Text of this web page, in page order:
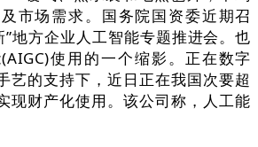
市场需求。国务院国资委近期召
地方企业人工智能专题推进会。也
使用的一个缩影。正在数字
艺的支持下，近日正在我国次要超
现财产化使用。该公司称，人工能